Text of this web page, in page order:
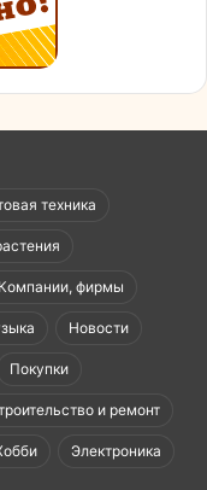
техника
Компании, фирмы
Новости
Покупки
и ремонт
Электроника